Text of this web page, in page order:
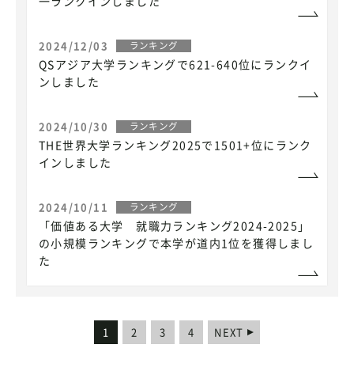
2024/12/03 ランキング
QSアジア大学ランキングで621-640位にランクイ
ンしました
2024/10/30 ランキング
THE世界大学ランキング2025で1501+位にランク
インしました
2024/10/11 ランキング
「価値ある大学 就職力ランキング2024-2025」
の小規模ランキングで本学が道内1位を獲得しまし
た
1 2 3 4 NEXT